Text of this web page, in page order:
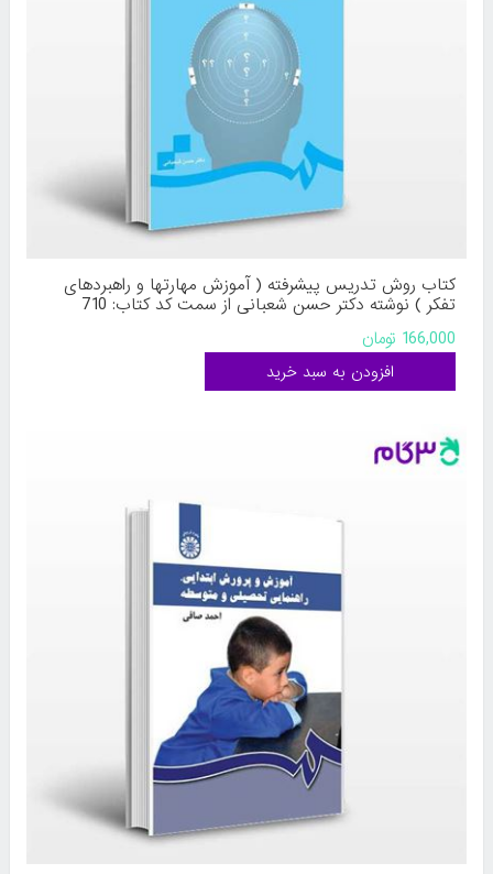
کتاب روش تدریس پیشرفته ( آموزش مهارتها و راهبردهای
تفکر ) نوشته دکتر حسن شعبانی از سمت کد کتاب: 710
166,000 تومان